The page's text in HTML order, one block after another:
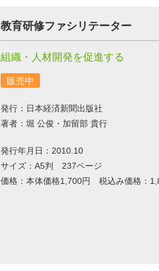
教育研修ファシリテーター
組織・人材開発を促進する
販売中
発行：日本経済新聞出版社
著者：堀 公俊・加留部 貴行
発行年月日：2010.10
サイズ：A5判 237ページ
価格：本体価格1,700円 税込み価格：